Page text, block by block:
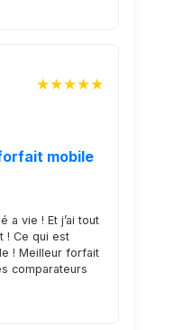
★★★★★
mobile
a vie ! Et j’ai tout
! Ce qui est
! Meilleur forfait
comparateurs